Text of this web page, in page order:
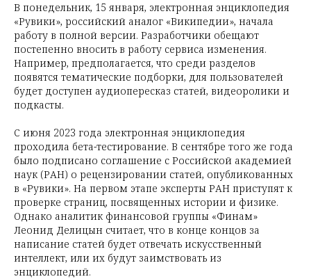
В понедельник, 15 января, электронная энциклопедия
«Рувики», российский аналог «Википедии», начала
работу в полной версии. Разработчики обещают
постепенно вносить в работу сервиса изменения.
Например, предполагается, что среди разделов
появятся тематические подборки, для пользователей
будет доступен аудиопересказ статей, видеоролики и
подкасты.
С июня 2023 года электронная энциклопедия
проходила бета-тестирование. В сентябре того же года
было подписано соглашение с Российской академией
наук (РАН) о рецензировании статей, опубликованных
в «Рувики». На первом этапе эксперты РАН приступят к
проверке страниц, посвященных истории и физике.
Однако аналитик финансовой группы «Финам»
Леонид Делицын считает, что в конце концов за
написание статей будет отвечать искусственный
интеллект, или их будут заимствовать из
энциклопедий.